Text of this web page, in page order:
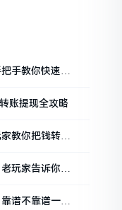
手教你快速查
账提现全攻略
教你把钱转进
玩家告诉你几
谱不靠谱一文